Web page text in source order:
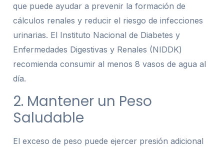
que puede ayudar a prevenir la formación de
cálculos renales y reducir el riesgo de infecciones
urinarias. El Instituto Nacional de Diabetes y
Enfermedades Digestivas y Renales (NIDDK)
recomienda consumir al menos 8 vasos de agua al
día.
2. Mantener un Peso
Saludable
El exceso de peso puede ejercer presión adicional